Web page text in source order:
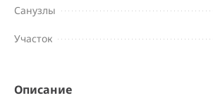
Санузлы
Участок
Описание